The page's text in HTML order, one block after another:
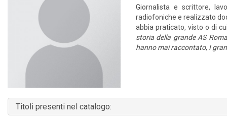
Giornalista e scrittore,
radiofoniche e realizzato
abbia praticato, visto o di
storia della grande AS
hanno mai raccontato, I
Titoli presenti nel catalogo: